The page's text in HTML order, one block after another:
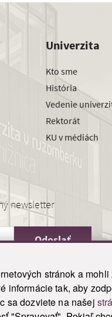
stránok a
informácie tak, aby
sa dozviete na našej
Univerzita
Kto sme
História
Vedenie
Rektorát
KU v médiách
newsletter
Odoslať
| Vyhlásenie o prístupnosti |
and Terms of Service
apply.